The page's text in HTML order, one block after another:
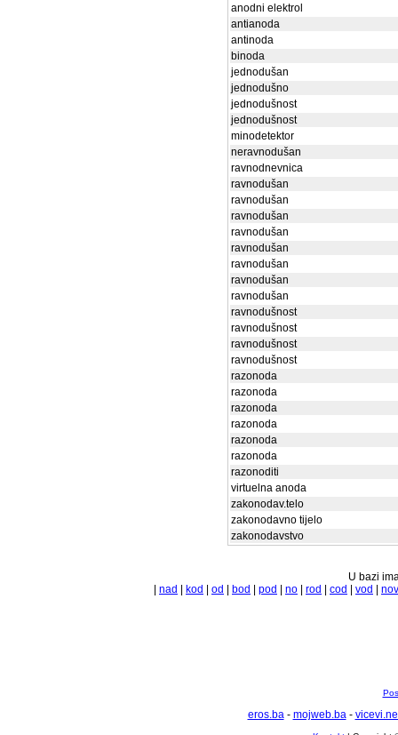
anodni elektrol
antianoda
antinoda
binoda
jednodušan
jednodušno
jednodušnost
jednodušnost
minodetektor
neravnodušan
ravnodnevnica
ravnodušan
ravnodušan
ravnodušan
ravnodušan
ravnodušan
ravnodušan
ravnodušan
ravnodušan
ravnodušnost
ravnodušnost
ravnodušnost
ravnodušnost
razonoda
razonoda
razonoda
razonoda
razonoda
razonoda
razonoditi
virtuelna anoda
zakonodav.telo
zakonodavno tijelo
zakonodavstvo
U bazi
nad kod od bod pod no rod cod vod nov
eros.ba- mojweb.ba-